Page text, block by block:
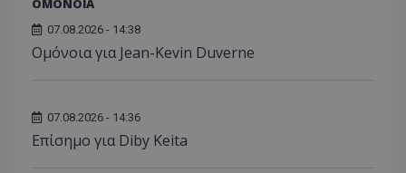
ΟΜΟΝΟΙΑ
07.08.2026 - 14:38
Ομόνοια για Jean-Kevin Duverne
07.08.2026 - 14:36
Επίσημο για Diby Keita